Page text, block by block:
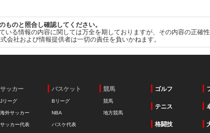
ものと照合し確認してください。
いる情報の内容に関しては万全を期しておりますが、その内容の正確
会社および情報提供者は一切の責任を負いかねます。
サッカー
Jリーグ
海外サッカー
サッカー代表
バスケット
Bリーグ
NBA
バスケ代表
競馬
競馬
地方競馬
ゴルフ
テニス
格闘技